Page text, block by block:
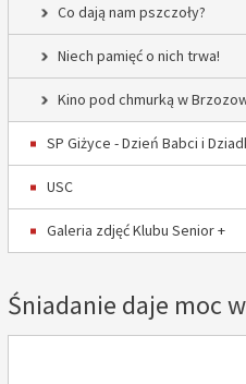
Co dają nam pszczoły?
Niech pamięć o nich trwa!
Kino pod chmurką w
SP Giżyce - Dzień Babci i
USC
Galeria zdjęć Klubu Senior +
Śniadanie daje moc